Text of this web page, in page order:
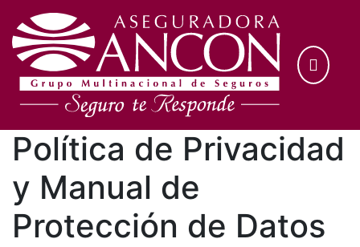
Política de Privacidad
y Manual de
Protección de Datos